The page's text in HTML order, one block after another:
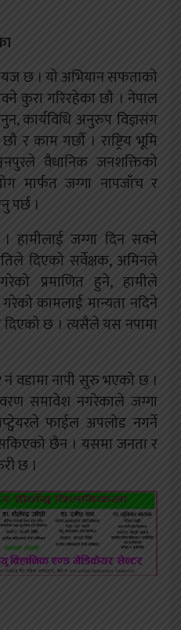
छ । यो अभियान सफताको
कुरा गरिरहेका छौ । नेपाल
कार्यविधि अनुरुप विज्ञसंग
र काम गर्छौ । राष्ट्रिय भूमि
वैधानिक जनशक्तिको
मार्फत जग्गा नापजाँच र
पर्छ ।
हामीलाई जग्गा दिन सक्ने
दिएको सर्वेक्षक, अमिनले
प्रमाणित हुने, हामीले
कामलाई मान्यता नदिने
छ । त्यसैले यस नपामा
नं वडामा नापी सुरु भएको छ ।
समावेश नगरेकाले जग्गा
फाईल अपलोड नगर्ने
छैन । यसमा जनता र
छ ।